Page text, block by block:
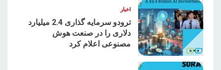
اخبار
ترودو سرمایه گذاری 2.4 میلیارد
دلاری را در صنعت هوش
مصنوعی اعلام کرد